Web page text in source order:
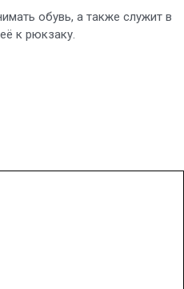
обувь, а также служит в
к рюкзаку.